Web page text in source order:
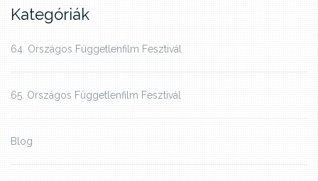
Kategóriák
64. Országos Függetlenfilm Fesztivál
65. Országos Függetlenfilm Fesztivál
Blog